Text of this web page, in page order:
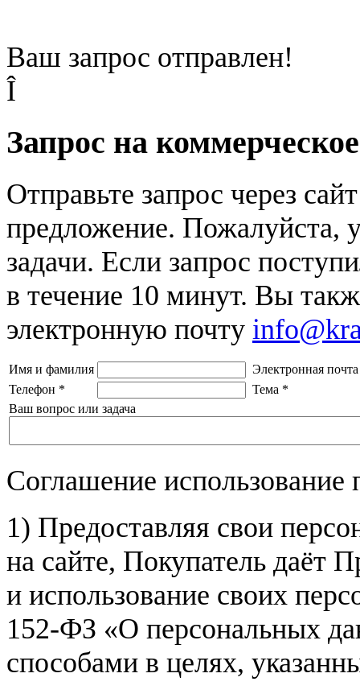
Ваш запрос отправлен!
Î
Запрос на
Отправьте запрос через
предложение. Пожалуйста,
задачи. Если запрос
в течение 10 минут. Вы
электронную почту
Имя и фамилия
Электронная почта
Телефон * Тема *
Ваш вопрос или задача
Соглашение
1) Предоставляя свои
на сайте, Покупатель даёт
и использование своих
152-ФЗ «О персональных
способами в целях,